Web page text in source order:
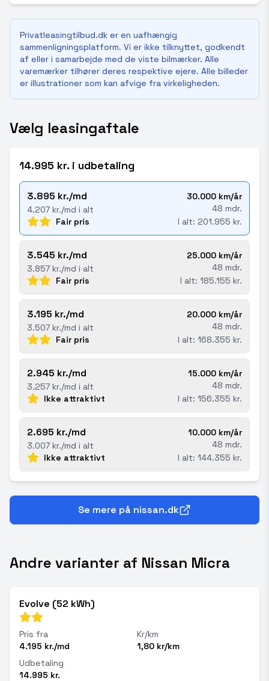
Privatleasingtilbud.dk er en uafhængig
sammenligningsplatform. Vi er ikke tilknyttet, godkendt
af eller i samarbejde med de viste bilmærker. Alle
varemærker tilhører deres respektive ejere. Alle billeder
er illustrationer som kan afvige fra virkeligheden.
Vælg leasingaftale
14.995 kr. i udbetaling
3.895 kr./md
4.207 kr./md i alt
30.000 km/år
48 mdr.
Fair pris
I alt: 201.955 kr.
3.545 kr./md
3.857 kr./md i alt
25.000 km/år
48 mdr.
Fair pris
I alt: 185.155 kr.
3.195 kr./md
3.507 kr./md i alt
20.000 km/år
48 mdr.
Fair pris
I alt: 168.355 kr.
2.945 kr./md
3.257 kr./md i alt
15.000 km/år
48 mdr.
Ikke attraktivt
I alt: 156.355 kr.
2.695 kr./md
3.007 kr./md i alt
10.000 km/år
48 mdr.
Ikke attraktivt
I alt: 144.355 kr.
Se mere på nissan.dk
Andre varianter af Nissan Micra
Evolve (52 kWh)
Pris fra
4.195 kr./md
Kr/km
1,80 kr/km
Udbetaling
14.995 kr.